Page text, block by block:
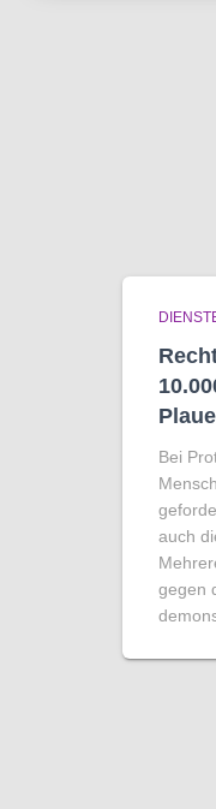
Bei
auch
gegen